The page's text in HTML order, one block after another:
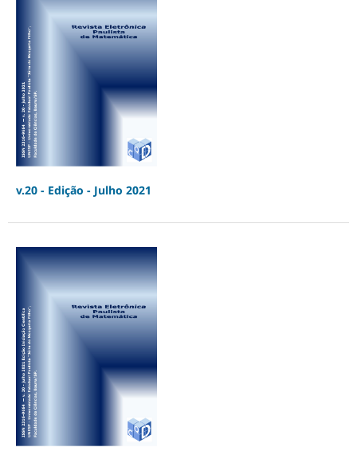
v.20 - Edição - Julho 2021